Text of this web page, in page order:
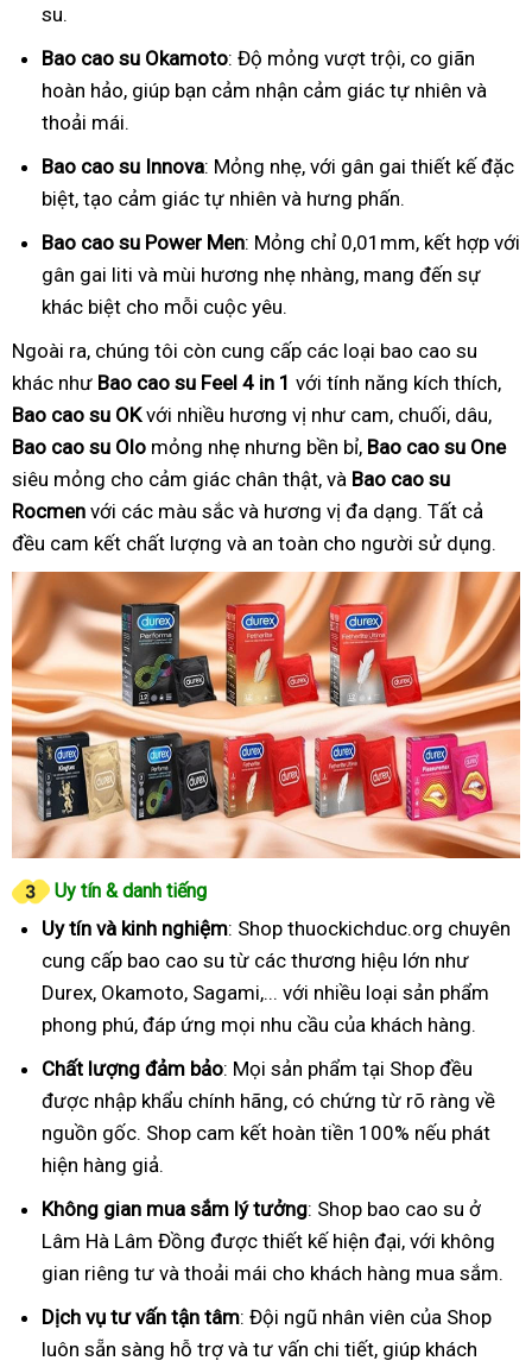
su.
Bao cao su Okamoto: Độ mỏng vượt trội, co giãn
hoàn hảo, giúp bạn cảm nhận cảm giác tự nhiên và
thoải mái.
Bao cao su Innova: Mỏng nhẹ, với gân gai thiết kế đặc
biệt, tạo cảm giác tự nhiên và hưng phấn.
Bao cao su Power Men: Mỏng chỉ 0,01mm, kết hợp với
gân gai liti và mùi hương nhẹ nhàng, mang đến sự
khác biệt cho mỗi cuộc yêu.
Ngoài ra, chúng tôi còn cung cấp các loại bao cao su
khác như Bao cao su Feel 4 in 1 với tính năng kích thích,
Bao cao su OKvới nhiều hương vị như cam, chuối, dâu,
Bao cao su Olo mỏng nhẹ nhưng bền bỉ, Bao cao su One
siêu mỏng cho cảm giác chân thật, và Bao cao su
Rocmen với các màu sắc và hương vị đa dạng. Tất cả
đều cam kết chất lượng và an toàn cho người sử dụng.
Uy tín & danh tiếng
Uy tín và kinh nghiệm: Shop thuockichduc.org chuyên
cung cấp bao cao su từ các thương hiệu lớn như
Durex, Okamoto, Sagami,... với nhiều loại sản phẩm
phong phú, đáp ứng mọi nhu cầu của khách hàng.
Chất lượng đảm bảo: Mọi sản phẩm tại Shop đều
được nhập khẩu chính hãng, có chứng từ rõ ràng về
nguồn gốc. Shop cam kết hoàn tiền 100% nếu phát
hiện hàng giả.
Không gian mua sắm lý tưởng: Shop bao cao su ở
Lâm Hà Lâm Đồng được thiết kế hiện đại, với không
gian riêng tư và thoải mái cho khách hàng mua sắm.
Dịch vụ tư vấn tận tâm: Đội ngũ nhân viên của Shop
luôn sẵn sàng hỗ trợ và tư vấn chi tiết, giúp khách